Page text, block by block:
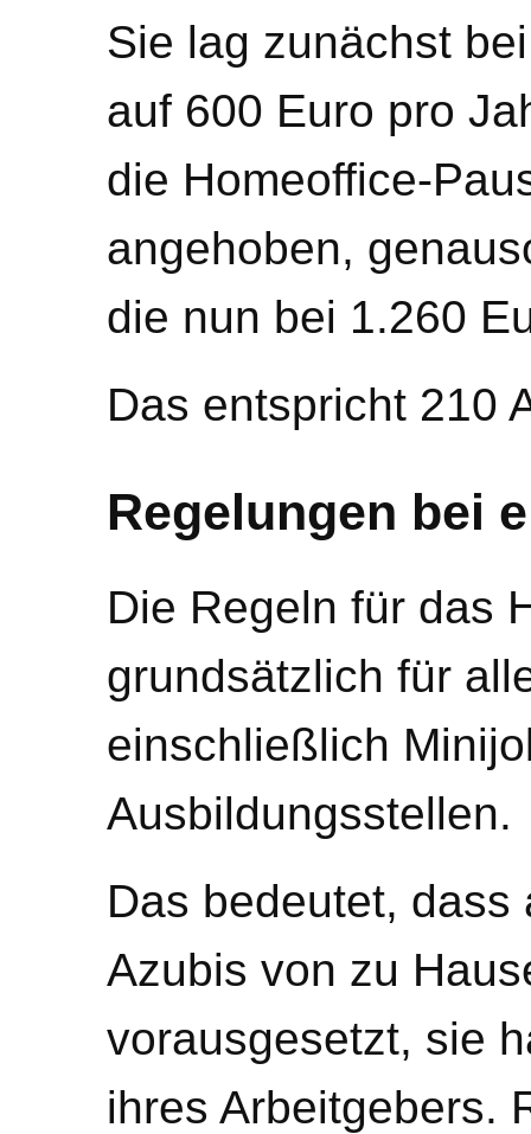
Sie lag zunächst
auf 600 Euro pro
die Homeoffice-
angehoben,
die nun bei 1.260
Das entspricht 210
Regelungen bei
Die Regeln für das
grundsätzlich für
einschließlich
Ausbildungsstellen.
Das bedeutet,
Azubis von zu
vorausgesetzt, sie
ihres Arbeitgebers.